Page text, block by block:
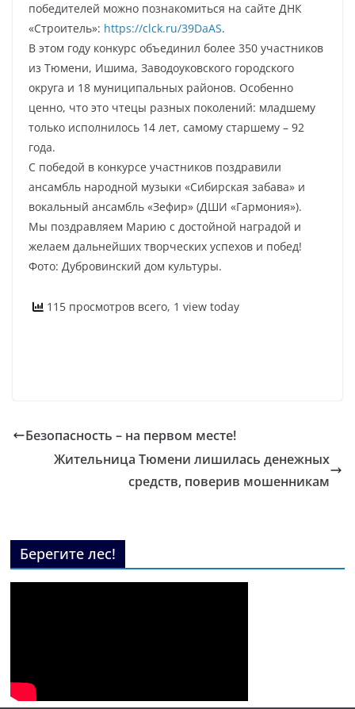
победителей можно познакомиться на сайте ДНК
«Строитель»: https://clck.ru/39DaAS.
В этом году конкурс объединил более 350 участников
из Тюмени, Ишима, Заводоуковского городского
округа и 18 муниципальных районов. Особенно
ценно, что это чтецы разных поколений: младшему
только исполнилось 14 лет, самому старшему – 92
года.
С победой в конкурсе участников поздравили
ансамбль народной музыки «Сибирская забава» и
вокальный ансамбль «Зефир» (ДШИ «Гармония»).
Мы поздравляем Марию с достойной наградой и
желаем дальнейших творческих успехов и побед!
Фото: Дубровинский дом культуры.
115 просмотров всего, 1 view today
Безопасность – на первом месте!
Жительница Тюмени лишилась денежных
средств, поверив мошенникам
Берегите лес!